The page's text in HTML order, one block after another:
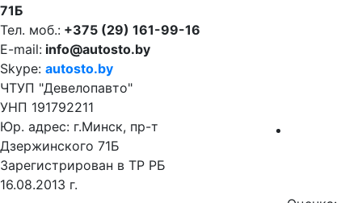
71Б
Тел. моб.: +375 (29) 161-99-16
E-mail: info@autosto.by
Skype: autosto.by
ЧТУП "Девелопавто"
УНП 191792211
Юр. адрес: г.Минск, пр-т
Дзержинского 71Б
Зарегистрирован в ТР РБ
16.08.2013 г.